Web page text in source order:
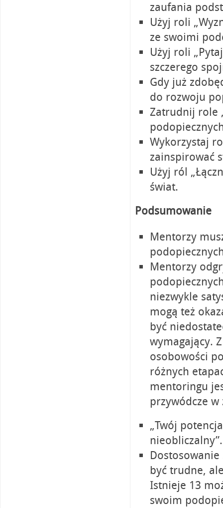
zaufania
Użyj roli
ze swoimi
Użyj roli
szczerego
Gdy już
do rozwoju
Zatrudnij role
Wykorzystaj
zainspirować
Użyj ról
świat.
Podsumowanie
Mentorzy
Mentorzy
niezwykle
mogą też
być
wymagający.
osobowości
różnych
mentoringu
przywódcze
„Twój
nieobliczalny”.
być trudne,
Istnieje 13
swoim